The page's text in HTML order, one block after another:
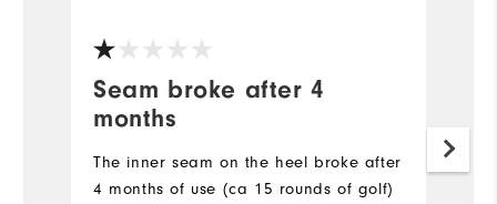
Seam broke after 4
months
The inner seam on the heel broke after
4 months of use (ca 15 rounds of golf)